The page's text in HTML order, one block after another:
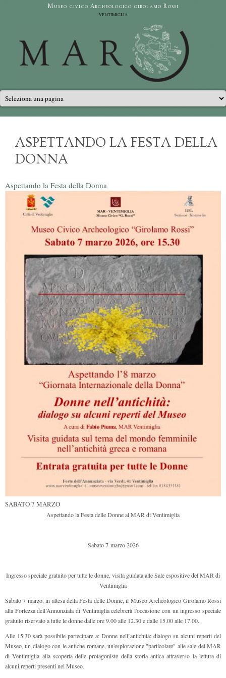
Salta al contenuto principaleMuseo civico Archeologico girolamo Rossi
ventimiglia
Menu principale
ASPETTANDO LA FESTA DELLA
DONNA
Aspettando la Festa della Donna
SABATO 7 MARZO
Aspettando la Festa delle Donne al MAR di Ventimiglia
Sabato 7 marzo 2026
Ingresso speciale gratuito per tutte le donne, visita guidata alle Sale espositive del MAR di
Ventimiglia
Sabato 7 marzo, in attesa della Festa delle Donne, il Museo Archeologico Girolamo Rossi
alla Fortezza dell’Annunziata di Ventimiglia celebrerà l'occasione con un ingresso speciale
gratuito riservato a tutte le donne dalle ore 9.00 alle 12.30 e dalle 15.00 alle 17.00.
Alle 15.30 sarà possibile partecipare a: Donne nell’antichità: dialogo su alcuni reperti del
Museo, un dialogo con le antiche romane, un'esplorazione "particolare" alle sale del MAR
di Ventimiglia alla scoperta delle protagoniste della storia antica attraverso la lettura di
alcuni reperti presenti nel Museo.